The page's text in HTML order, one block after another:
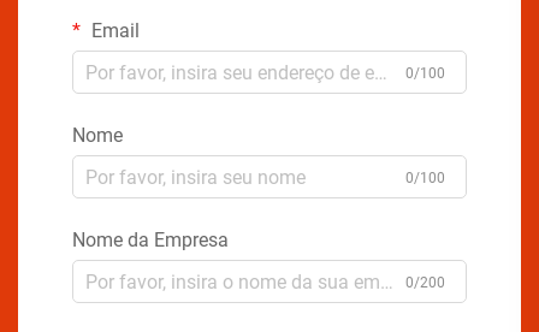
Email
0/100
Nome
0/100
Nome da Empresa
0/200